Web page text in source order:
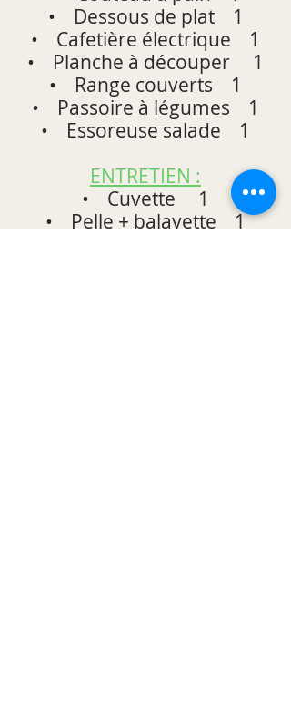
• Dessous de plat 1
• Cafetière électrique 1
• Planche à découper 1
• Range couverts 1
• Passoire à légumes 1
• Essoreuse salade 1
ENTRETIEN :
• Cuvette 1
• Pelle + balayette 1